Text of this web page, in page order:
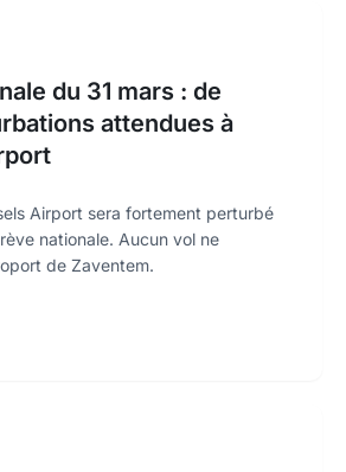
du 31 mars : de
attendues à
Airport sera fortement perturbé
nationale. Aucun vol ne
de Zaventem.